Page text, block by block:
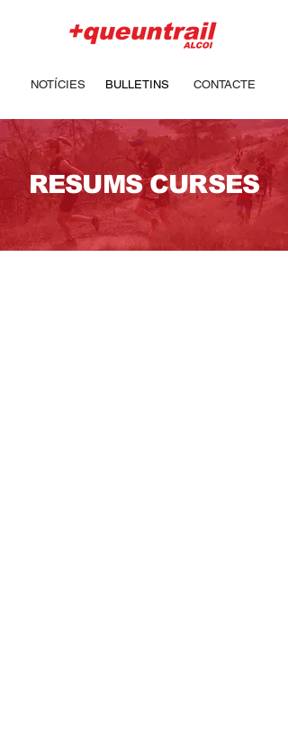
CONTACTE
BULLETINS
NOTÍCIES
RESUMS CURSES